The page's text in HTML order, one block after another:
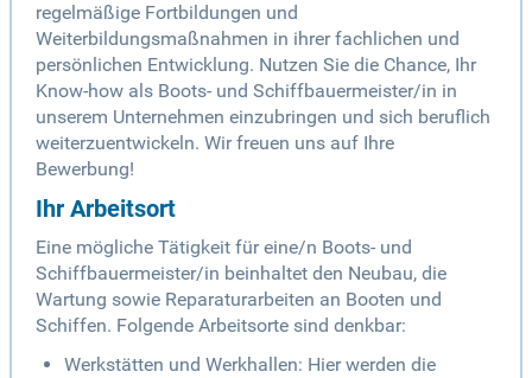
regelmäßige Fortbildungen und
Weiterbildungsmaßnahmen in ihrer fachlichen und
persönlichen Entwicklung. Nutzen Sie die Chance, Ihr
Know-how als Boots- und Schiffbauermeister/in in
unserem Unternehmen einzubringen und sich beruflich
weiterzuentwickeln. Wir freuen uns auf Ihre
Bewerbung!
Ihr Arbeitsort
Eine mögliche Tätigkeit für eine/n Boots- und
Schiffbauermeister/in beinhaltet den Neubau, die
Wartung sowie Reparaturarbeiten an Booten und
Schiffen. Folgende Arbeitsorte sind denkbar:
Werkstätten und Werkhallen: Hier werden die